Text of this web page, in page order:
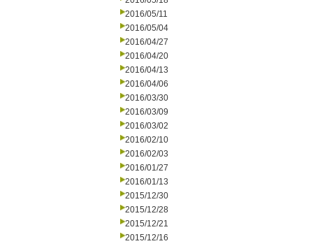
2016/05/11
2016/05/04
2016/04/27
2016/04/20
2016/04/13
2016/04/06
2016/03/30
2016/03/09
2016/03/02
2016/02/10
2016/02/03
2016/01/27
2016/01/13
2015/12/30
2015/12/28
2015/12/21
2015/12/16